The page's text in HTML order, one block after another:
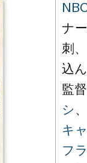
ナ
刺
込
監
シ、
キ
フ